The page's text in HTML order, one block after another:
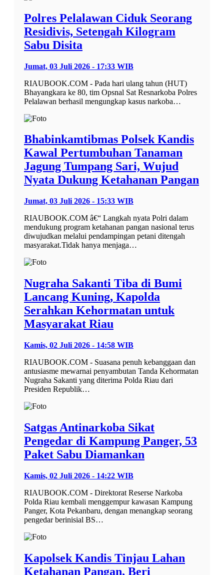
Polres Pelalawan Ciduk Seorang
Residivis, Setengah Kilogram
Sabu Disita
Jumat, 03 Juli 2026 - 17:33 WIB
RIAUBOOK.COM - Pada hari ulang tahun (HUT)
Bhayangkara ke 80, tim Opsnal Sat Resnarkoba Polres
Pelalawan berhasil mengungkap kasus narkoba…
Bhabinkamtibmas Polsek Kandis
Kawal Pertumbuhan Tanaman
Jagung Tumpang Sari, Wujud
Nyata Dukung Ketahanan Pangan
Jumat, 03 Juli 2026 - 15:33 WIB
RIAUBOOK.COM â€“ Langkah nyata Polri dalam
mendukung program ketahanan pangan nasional terus
diwujudkan melalui pendampingan petani ditengah
masyarakat.Tidak hanya menjaga…
Nugraha Sakanti Tiba di Bumi
Lancang Kuning, Kapolda
Serahkan Kehormatan untuk
Masyarakat Riau
Kamis, 02 Juli 2026 - 14:58 WIB
RIAUBOOK.COM - Suasana penuh kebanggaan dan
antusiasme mewarnai penyambutan Tanda Kehormatan
Nugraha Sakanti yang diterima Polda Riau dari
Presiden Republik…
Satgas Antinarkoba Sikat
Pengedar di Kampung Panger, 53
Paket Sabu Diamankan
Kamis, 02 Juli 2026 - 14:22 WIB
RIAUBOOK.COM - Direktorat Reserse Narkoba
Polda Riau kembali menggempur kawasan Kampung
Panger, Kota Pekanbaru, dengan menangkap seorang
pengedar berinisial BS…
Kapolsek Kandis Tinjau Lahan
Ketahanan Pangan, Beri